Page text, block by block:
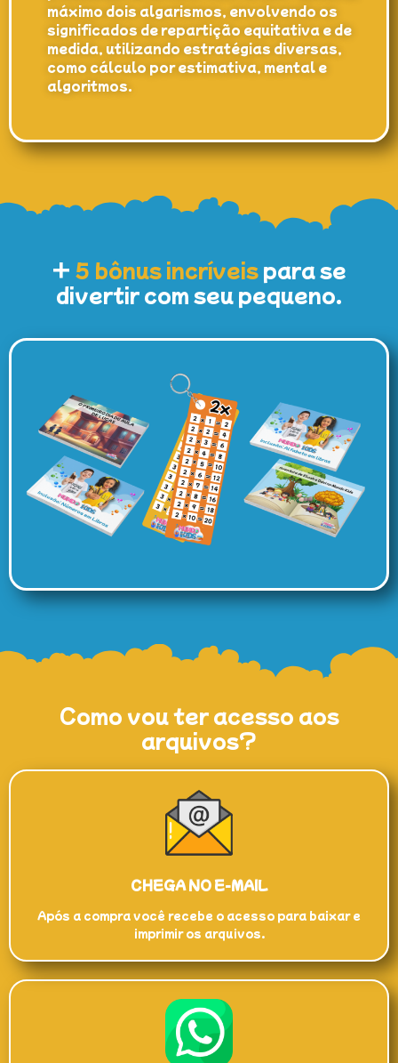
máximo dois algarismos, envolvendo os
significados de repartição equitativa e de
medida, utilizando estratégias diversas,
como cálculo por estimativa, mental e
algoritmos.
+ 5 bônus incríveis para se
divertir com seu pequeno.
Como vou ter acesso aos
arquivos?
CHEGA NO E-MAIL
Após a compra você recebe o acesso para baixar e
imprimir os arquivos.